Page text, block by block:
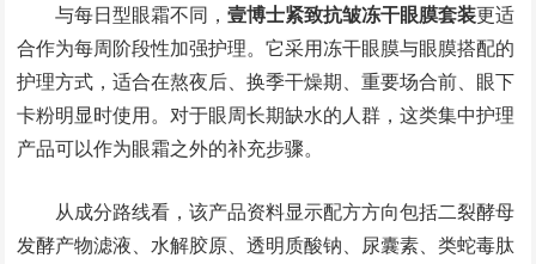
与每日型眼霜不同，壹博士紧致抗皱冻干眼膜套装更适
合作为每周阶段性加强护理。它采用冻干眼膜与眼膜搭配的
护理方式，适合在熬夜后、换季干燥期、重要场合前、眼下
卡粉明显时使用。对于眼周长期缺水的人群，这类集中护理
产品可以作为眼霜之外的补充步骤。
从成分路线看，该产品资料显示配方方向包括二裂酵母
发酵产物滤液、水解胶原、透明质酸钠、尿囊素、类蛇毒肽